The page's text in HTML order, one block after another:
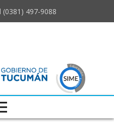
(0381) ​497-9088